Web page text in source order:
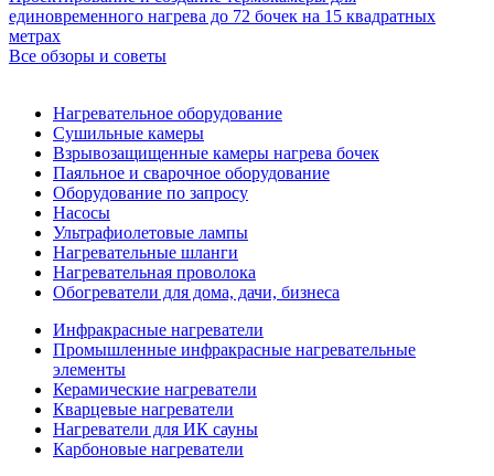
единовременного нагрева до 72 бочек на 15 квадратных
метрах
Все обзоры и советы
Нагревательное оборудование
Сушильные камеры
Взрывозащищенные камеры нагрева бочек
Паяльное и сварочное оборудование
Оборудование по запросу
Насосы
Ультрафиолетовые лампы
Нагревательные шланги
Нагревательная проволока
Обогреватели для дома, дачи, бизнеса
Инфракрасные нагреватели
Промышленные инфракрасные нагревательные
элементы
Керамические нагреватели
Кварцевые нагреватели
Нагреватели для ИК сауны
Карбоновые нагреватели